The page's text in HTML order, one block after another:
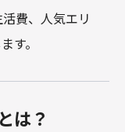
費、人気エリ
す。
は？